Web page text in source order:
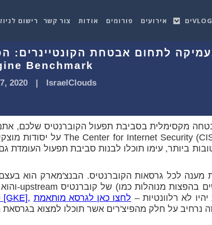
VLOGים אירועים פורומים אודות צור קשר רישום
Benchmark
IsraelClouds
|
2020
מקסימלית בסביבת תפעול הקוברנטיס שלכם, אתם
על יסודות
ביותר, עימו תוכלו לבנות סביבת תפעול העומדת
מענה לכל גרסאות הקוברנטיס. הבנצ'מארק הוא
[GKE],
לא רלוונטיות – לחצו כאן לגרסא מותאמת